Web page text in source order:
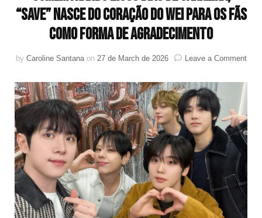
“SAVE” nasce do coração do WEi para os fãs
como forma de agradecimento
by Caroline Santana on 27 de March de 2026 Leave a Commenton
do
WEi
para